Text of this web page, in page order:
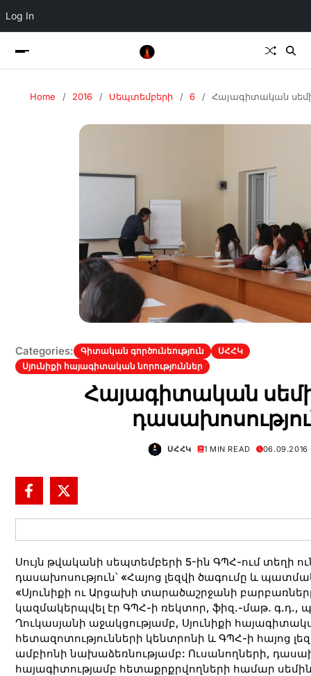
Log In
Home 2016 Սեպտեմբերի 6 Հայագիտական
Categories: Գիտական գործունեություն
ՍՀՀԿ
Սյունիքի հայագիտական նորություններ
Հայագիտական
ՍՀՀԿ 1 MIN READ 06.09.2016
Սույն թվականի սեպտեմբերի 5-ին ԳՊՀ-ում տեղի
դասախոսություն՝ «Հայոց լեզվի ծագումը և
«Սյունիքի ու Արցախի տարածաշրջանի
կազմակերպվել էր ԳՊՀ-ի ռեկտոր, ֆիզ.-մաթ. գ.դ.,
Ղուկասյանի աջակցությամբ, Սյունիքի
հետազոտությունների կենտրոնի և ԳՊՀ-ի հայոց
ամբիոնի նախաձեռնությամբ: Ուսանողների,
հայագիտությամբ հետաքրքրվողների համար